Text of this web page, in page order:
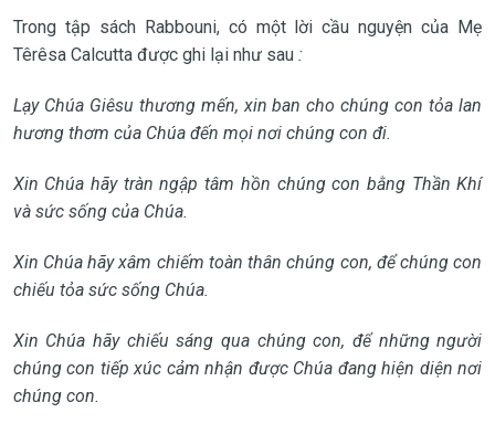
Trong tập sách Rabbouni, có một lời cầu nguyện của Mẹ
Têrêsa Calcutta được ghi lại như sau:
Lạy Chúa Giêsu thương mến, xin ban cho chúng con tỏa lan
hương thơm của Chúa đến mọi nơi chúng con đi.
Xin Chúa hãy tràn ngập tâm hồn chúng con bằng Thần Khí
và sức sống của Chúa.
Xin Chúa hãy xâm chiếm toàn thân chúng con, để chúng con
chiếu tỏa sức sống Chúa.
Xin Chúa hãy chiếu sáng qua chúng con, để những người
chúng con tiếp xúc cảm nhận được Chúa đang hiện diện nơi
chúng con.